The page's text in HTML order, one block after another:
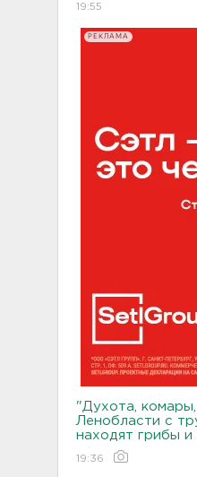
19:55
РЕКЛАМА
"Духота,
Ленобласти с
находят грибы и
19:36